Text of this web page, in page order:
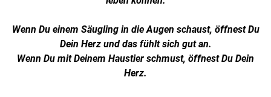
Wenn Du einem Säugling in die Augen schaust, öffnest Du
Dein Herz und das fühlt sich gut an.
Wenn Du mit Deinem Haustier schmust, öffnest Du Dein
Herz.